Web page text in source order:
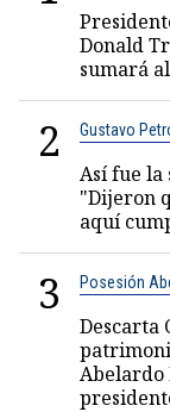
Donald
sumará
2 Gustavo
Así fue la
"Dijeron
aquí
3 Posesión
Descarta
Abelardo